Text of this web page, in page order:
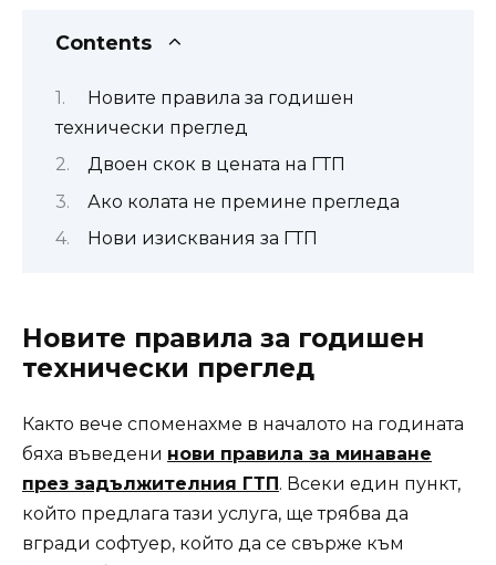
Contents
Новите правила за годишен
технически преглед
Двоен скок в цената на ГТП
Ако колата не премине прегледа
Нови изисквания за ГТП
Новите правила за годишен
технически преглед
Както вече споменахме в началото на годината
бяха въведени нови правила за минаване
през задължителния ГТП. Всеки един пункт,
който предлага тази услуга, ще трябва да
вгради софтуер, който да се свърже към